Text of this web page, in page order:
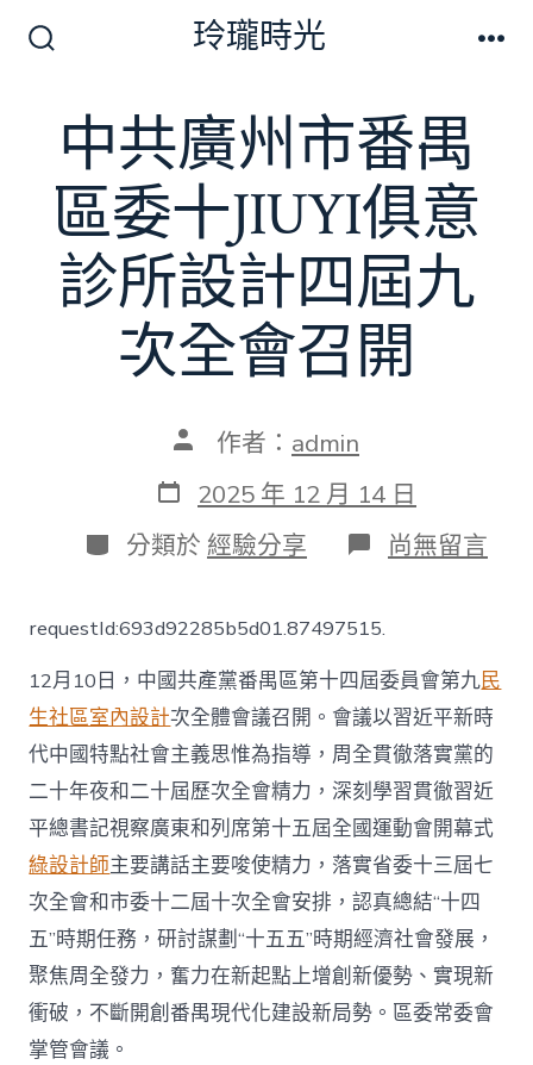
開
關
玲瓏時光
中共廣州市番禺
區委十JIUYI俱意
診所設計四屆九
次全會召開
文
作
者
作者： admin
發
表
日
期
2025 年 12 月 14 日
分
類
分類於 經驗分享 在
〈中
市
番
禺
區
委
十
JIUYI
俱
意
診
所
設
計
四
屆
九
尚無留言
requestId:693d92285b5d01.87497515.
12月10日，中國共產黨番禺區第十四屆委員會第九民
生社區室內設計次全體會議召開。會議以習近平新時
代中國特點社會主義思惟為指導，周全貫徹落實黨的
二十年夜和二十屆歷次全會精力，深刻學習貫徹習近
平總書記視察廣東和列席第十五屆全國運動會開幕式
綠設計師主要講話主要唆使精力，落實省委十三屆七
次全會和市委十二屆十次全會安排，認真總結“十四
五”時期任務，研討謀劃“十五五”時期經濟社會發展，
聚焦周全發力，奮力在新起點上增創新優勢、實現新
衝破，不斷開創番禺現代化建設新局勢。區委常委會
掌管會議。